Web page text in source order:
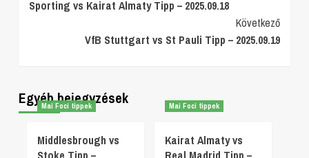
Navigation
Sporting vs Kairat Almaty Tipp – 2025.09.18
Következő
VfB Stuttgart vs St Pauli Tipp – 2025.09.19
Egyéb bejegyzések
Mai Foci tippek
Middlesbrough vs
Mai Foci tippek
Kairat Almaty vs